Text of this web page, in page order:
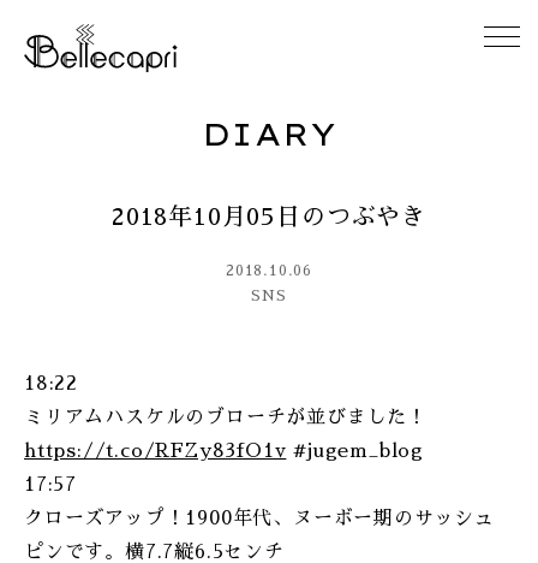
ABOUT
ACCESS
DIARY
DIARY
2018年10月05日のつぶやき
2018.10.06
SNS
18:22
ミリアムハスケルのブローチが並びました！
https://t.co/RFZy83fO1v #jugem_blog
17:57
クローズアップ！1900年代、ヌーボー期のサッシュ
ピンです。横7.7縦6.5センチ